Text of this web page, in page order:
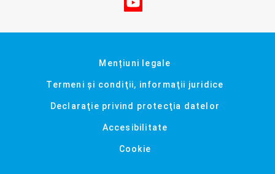
Mențiuni legale
Termeni şi condiţii, informaţii juridice
Declaraţie privind protecţia datelor
Accesibilitate
Cookie